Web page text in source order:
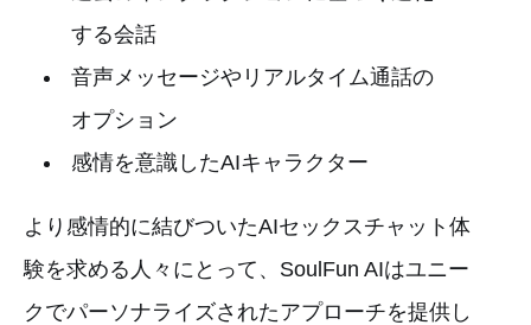
する会話
音声メッセージやリアルタイム通話の
オプション
感情を意識したAIキャラクター
より感情的に結びついたAIセックスチャット体
験を求める人々にとって、SoulFun AIはユニー
クでパーソナライズされたアプローチを提供し